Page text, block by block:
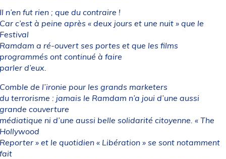
n’en fut rien ; que du contraire !
c’est à peine après « deux jours et une nuit » que le
a ré-ouvert ses portes et que les films
ont continué à faire
d’eux.
de l’ironie pour les grands marketers
terrorisme : jamais le Ramdam n’a joui d’une aussi
couverture
ni d’une aussi belle solidarité citoyenne. « The
» et le quotidien « Libération » se sont notamment